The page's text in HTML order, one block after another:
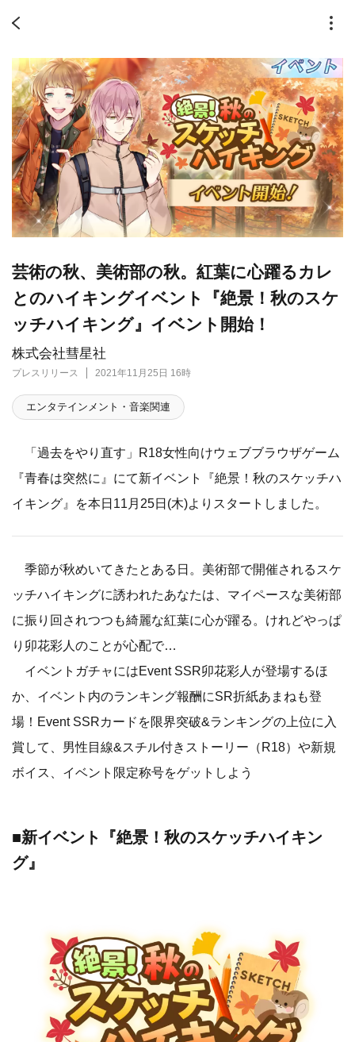
株式会社彗星社
プレスリリース 2021年11月25日 16時
芸術の秋、美術部の秋。紅葉に心躍るカレ
とのハイキングイベント『絶景！秋のスケ
ッチハイキング』イベント開始！
エンタテインメント・音楽関連
「過去をやり直す」R18女性向けウェブブラウザゲーム
『青春は突然に』にて新イベント『絶景！秋のスケッチハ
イキング』を本日11月25日(木)よりスタートしました。
季節が秋めいてきたとある日。美術部で開催されるスケ
ッチハイキングに誘われたあなたは、マイペースな美術部
に振り回されつつも綺麗な紅葉に心が躍る。けれどやっぱ
り卯花彩人のことが心配で…
イベントガチャにはEvent SSR卯花彩人が登場するほ
か、イベント内のランキング報酬にSR折紙あまねも登
場！Event SSRカードを限界突破&ランキングの上位に入
賞して、男性目線&スチル付きストーリー（R18）や新規
ボイス、イベント限定称号をゲットしよう
■新イベント『絶景！秋のスケッチハイキン
グ』